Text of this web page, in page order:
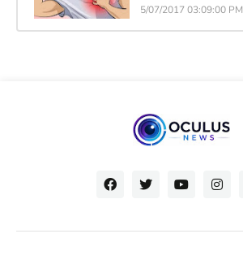
5/07/2017 03:09:00 PM